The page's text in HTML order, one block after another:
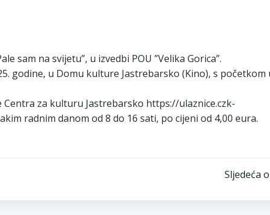
sam na svijetu”, u izvedbi POU ”Velika Gorica”.
godine, u Domu kulture Jastrebarsko (Kino), s početkom
za kulturu Jastrebarsko https://ulaznice.czk-
radnim danom od 8 do 16 sati, po cijeni od 4,00 eura.
Sljedeća